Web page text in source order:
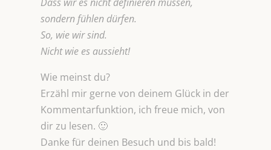
sondern fühlen dürfen.
So, wie wir sind.
Nicht wie es aussieht!
Wie meinst du?
Erzähl mir gerne von deinem Glück in der
Kommentarfunktion, ich freue mich, von
dir zu lesen. 🙂
Danke für deinen Besuch und bis bald!